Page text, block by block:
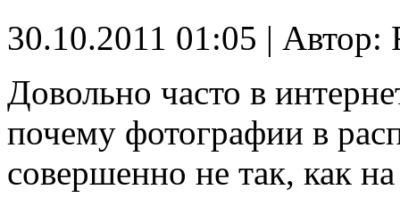
30.10.2011 01:05 | Автор:
Довольно часто в
почему фотографии в
совершенно не так, как